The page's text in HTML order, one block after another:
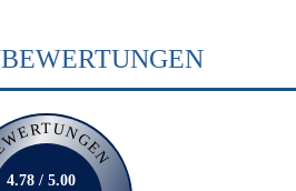
4.78 / 5.00